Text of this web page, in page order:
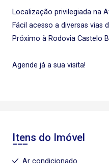
Localização privilegiada na
Fácil acesso a diversas vias
Próximo à Rodovia Castelo
Agende já a sua visita!
Itens do Imóvel
Ar condicionado